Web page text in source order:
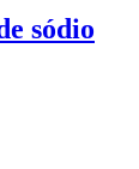
sódio